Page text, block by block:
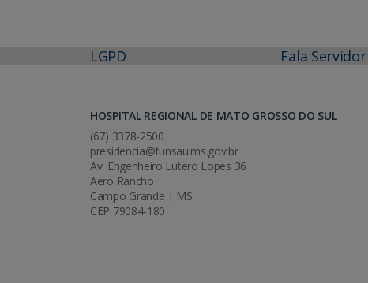
LGPD Fala Servidor
HOSPITAL REGIONAL DE MATO GROSSO DO SUL
(67) 3378-2500
presidencia@funsau.ms.gov.br
Av. Engenheiro Lutero Lopes 36
Aero Rancho
Campo Grande | MS
CEP 79084-180